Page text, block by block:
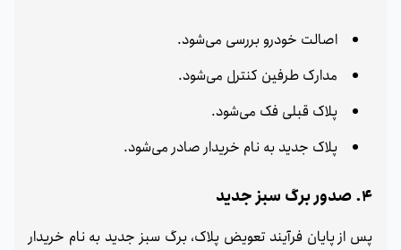
اصالت خودرو بررسی می‌شود.
مدارک طرفین کنترل می‌شود.
پلاک قبلی فک می‌شود.
پلاک جدید به نام خریدار صادر می‌شود.
4. صدور برگ سبز جدید
پس از پایان فرآیند تعویض پلاک، برگ سبز جدید به نام خریدار